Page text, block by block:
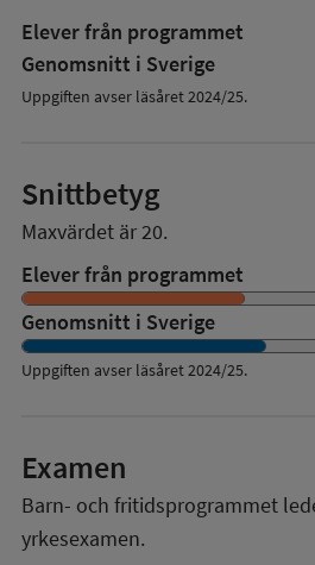
Elever från programmet
Genomsnitt i Sverige
Uppgiften avser läsåret 2024/25.
Snittbetyg
Maxvärdet är 20.
Elever från programmet
Genomsnitt i Sverige
Uppgiften avser läsåret2024/25.
Examen
Barn- och fritidsprogrammet
yrkesexamen.